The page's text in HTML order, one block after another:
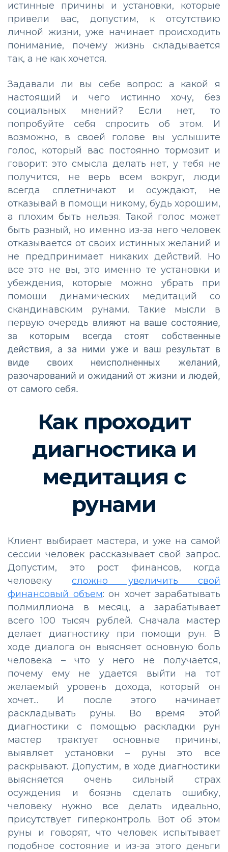
истинные причины и установки, которые
привели вас, допустим, к отсутствию
личной жизни, уже начинает происходить
понимание, почему жизнь складывается
так, а не как хочется.
Задавали ли вы себе вопрос: а какой я
настоящий и чего истинно хочу, без
социальных мнений? Если нет, то
попробуйте себя спросить об этом. И
возможно, в своей голове вы услышите
голос, который вас постоянно тормозит и
говорит: это смысла делать нет, у тебя не
получится, не верь всем вокруг, люди
всегда сплетничают и осуждают, не
отказывай в помощи никому, будь хорошим,
а плохим быть нельзя. Такой голос может
быть разный, но именно из-за него человек
отказывается от своих истинных желаний и
не предпринимает никаких действий. Но
все это не вы, это именно те установки и
убеждения, которые можно убрать при
помощи динамических медитаций со
скандинавским рунами. Такие мысли в
первую очередь влияют на ваше состояние,
за которым всегда стоят собственные
действия, а за ними уже и ваш результат в
виде своих неисполненных желаний,
разочарований и ожиданий от жизни и людей,
от самого себя.
Как проходит
диагностика и
медитация с
рунами
Клиент выбирает мастера, и уже на самой
сессии человек рассказывает свой запрос.
Допустим, это рост финансов, когда
человекусложно увеличить свой
финансовый объем: он хочет зарабатывать
полмиллиона в месяц, а зарабатывает
всего 100 тысяч рублей. Сначала мастер
делает диагностику при помощи рун. В
ходе диалога он выясняет основную боль
человека – что у него не получается,
почему ему не удается выйти на тот
желаемый уровень дохода, который он
хочет... И после этого начинает
раскладывать руны. Во время этой
диагностики с помощью раскладки рун
мастер трактует основные причины,
выявляет установки – руны это все
раскрывают. Допустим, в ходе диагностики
выясняется очень сильный страх
осуждения и боязнь сделать ошибку,
человеку нужно все делать идеально,
присутствует гиперконтроль. Вот об этом
руны и говорят, что человек испытывает
подобное состояние и из-за этого деньги